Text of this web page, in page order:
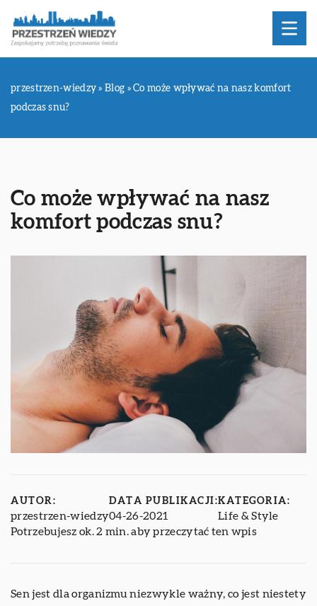
przestrzen-wiedzy »Blog »Co może wpływać na nasz komfort
podczas snu?
Co może wpływać na nasz
komfort podczas snu?
AUTOR:
przestrzen-wiedzy
DATA PUBLIKACJI:
04-26-2021
KATEGORIA:
Life & Style
Potrzebujesz ok. 2 min. aby przeczytać ten wpis
Sen jest dla organizmu niezwykle ważny, co jest niestety